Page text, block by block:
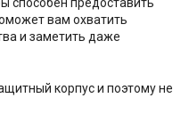
вам охватить
и заметить даже
корпус и поэтому не